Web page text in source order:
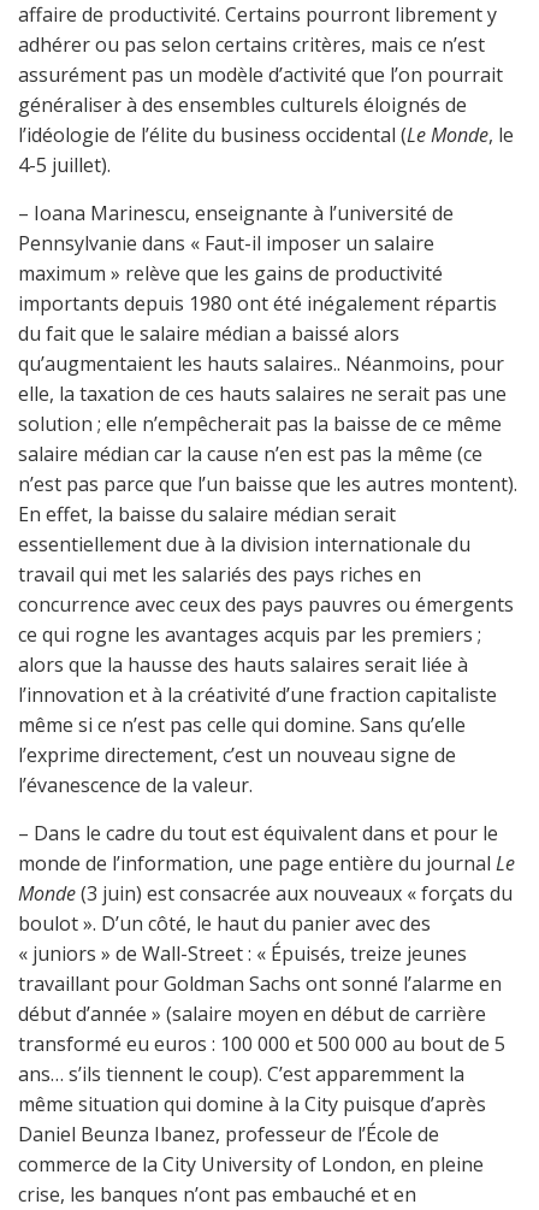
affaire de productivité. Certains pourront librement y
adhérer ou pas selon certains critères, mais ce n’est
assurément pas un modèle d’activité que l’on pourrait
généraliser à des ensembles culturels éloignés de
l’idéologie de l’élite du business occidental (Le Monde, le
4-5 juillet).
– Ioana Marinescu, enseignante à l’université de
Pennsylvanie dans « Faut-il imposer un salaire
maximum » relève que les gains de productivité
importants depuis 1980 ont été inégalement répartis
du fait que le salaire médian a baissé alors
qu’augmentaient les hauts salaires.. Néanmoins, pour
elle, la taxation de ces hauts salaires ne serait pas une
solution ; elle n’empêcherait pas la baisse de ce même
salaire médian car la cause n’en est pas la même (ce
n’est pas parce que l’un baisse que les autres montent).
En effet, la baisse du salaire médian serait
essentiellement due à la division internationale du
travail qui met les salariés des pays riches en
concurrence avec ceux des pays pauvres ou émergents
ce qui rogne les avantages acquis par les premiers ;
alors que la hausse des hauts salaires serait liée à
l’innovation et à la créativité d’une fraction capitaliste
même si ce n’est pas celle qui domine. Sans qu’elle
l’exprime directement, c’est un nouveau signe de
l’évanescence de la valeur.
– Dans le cadre du tout est équivalent dans et pour le
monde de l’information, une page entière du journal Le
Monde(3 juin) est consacrée aux nouveaux « forçats du
boulot ». D’un côté, le haut du panier avec des
« juniors » de Wall-Street : « Épuisés, treize jeunes
travaillant pour Goldman Sachs ont sonné l’alarme en
début d’année » (salaire moyen en début de carrière
transformé eu euros : 100 000 et 500 000 au bout de 5
ans… s’ils tiennent le coup). C’est apparemment la
même situation qui domine à la City puisque d’après
Daniel Beunza Ibanez, professeur de l’École de
commerce de la City University of London, en pleine
crise, les banques n’ont pas embauché et en